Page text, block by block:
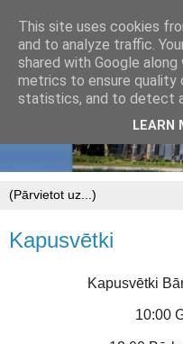
Kapusvētki
Kapusvētki
10:00
This site uses cookies
and to analyze traffic.
shared with Google
metrics to ensure quality
statistics, and to detect
LEARN